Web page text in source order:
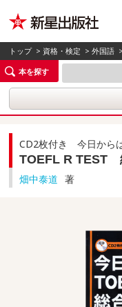
トップ > 資格・検定 >外国語
本を探す
CD2枚付き 今日から
TOEFL R TEST
畑中泰道 著